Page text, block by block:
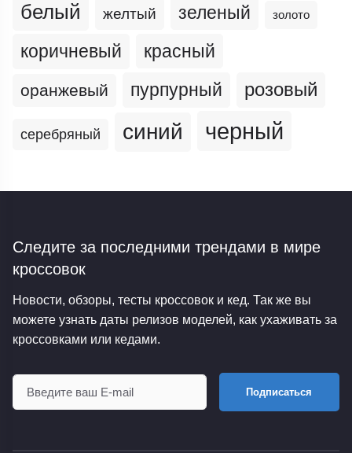
белый желтый зеленый золото
коричневый красный
оранжевый пурпурный розовый
серебряный синий черный
Следите за последними трендами в мире
кроссовок
Новости, обзоры, тесты кроссовок и кед. Так же вы
можете узнать даты релизов моделей, как ухаживать за
кроссовками или кедами.
Подписаться